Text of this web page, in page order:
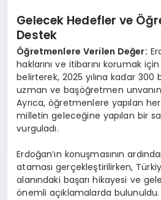
Gelecek Hedefler ve
Destek
Öğretmenlere Verilen Değer:
haklarını ve itibarını korumak için
belirterek, 2025 yılına kadar
uzman ve başöğretmen unvanını
Ayrıca, öğretmenlere yapılan her
milletin geleceğine yapılan bir
vurguladı.
Erdoğan’ın konuşmasının
ataması gerçekleştirilirken,
alanındaki başarı hikayesi ve
önemli açıklamalarda bulunuldu.